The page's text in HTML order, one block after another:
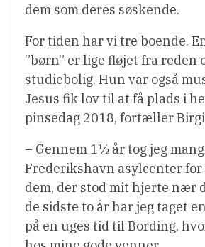
dem som deres søskende.
For tiden har vi tre boende.
”børn” er lige fløjet fra reden
studiebolig. Hun var også
Jesus fik lov til at få plads i
pinsedag 2018, fortæller
– Gennem 1½ år tog jeg
Frederikshavn asylcenter for
dem, der stod mit hjerte nær
de sidste to år har jeg taget
på en uges tid til Bording,